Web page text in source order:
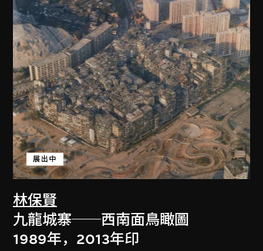
林保賢
展出中
九龍城寨──西南面鳥瞰圖
1989年，2013年印